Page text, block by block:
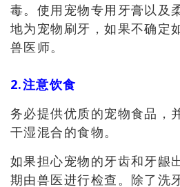
毒。使用宠物专用牙膏以及
地为宠物刷牙，如果不确定
兽医师。
2.注意饮食
务必提供优质的宠物食品，
干湿混合的食物。
如果担心宠物的牙齿和牙龈
期由兽医进行检查。除了洗